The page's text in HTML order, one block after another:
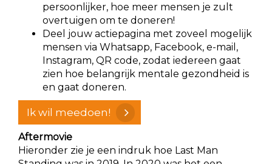
persoonlijker, hoe meer mensen je zult
overtuigen om te doneren!
Deel jouw actiepagina met zoveel mogelijk
mensen via Whatsapp, Facebook, e-mail,
Instagram, QR code, zodat iedereen gaat
zien hoe belangrijk mentale gezondheid is
en gaat doneren.
Ik wil meedoen!
Aftermovie
Hieronder zie je een indruk hoe Last Man